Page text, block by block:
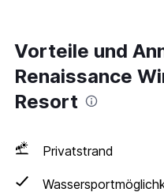
Vorteile und
Renaissance
Resort
Privatstrand